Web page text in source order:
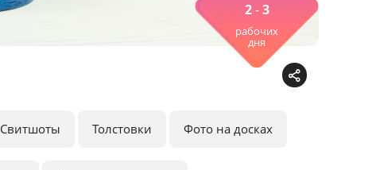
2-3
рабочих
дня
Свитшоты Толстовки Фото на досках